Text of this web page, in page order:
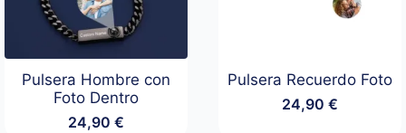
Pulsera Hombre con
Foto Dentro
24,90€
Pulsera Recuerdo Foto
24,90 €